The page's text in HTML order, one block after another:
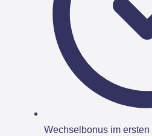
Wechselbonus im ersten